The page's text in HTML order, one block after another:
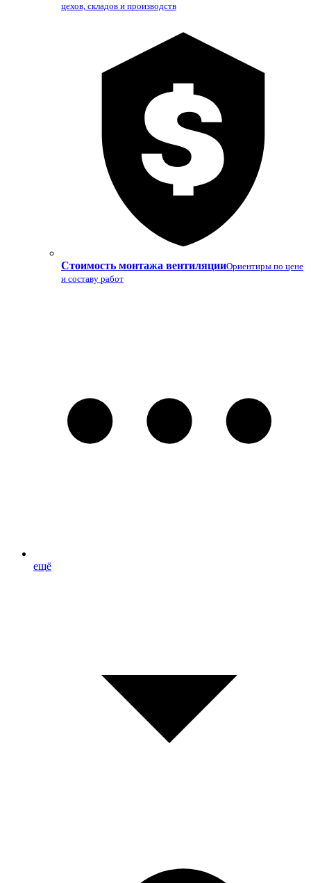
цехов, складов и производств
Стоимость монтажа вентиляцииОриентиры по цене
и составу работ
ещё